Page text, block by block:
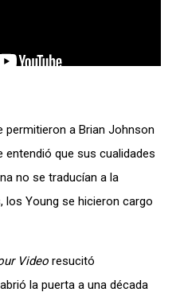
permitieron a Brian Johnson
entendió que sus cualidades
no se traducían a la
los Young se hicieron cargo
Video resucitó
la puerta a una década